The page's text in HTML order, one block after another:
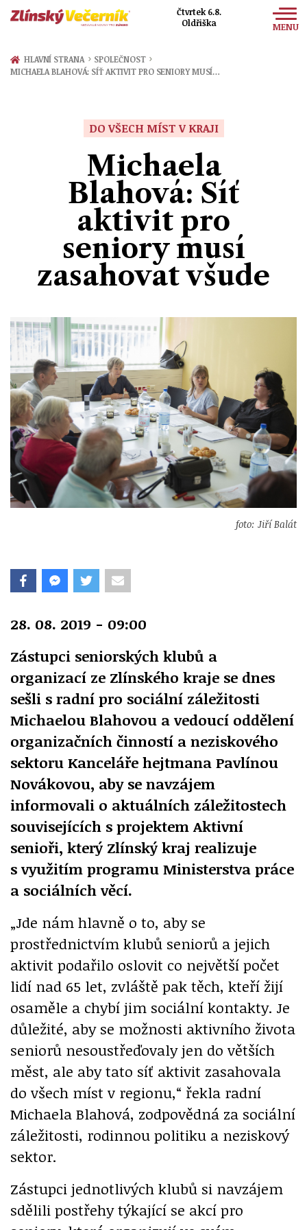
Čtvrtek 6.8.
Oldřiška
MENU
Zprávy
HLAVNÍ STRANA › SPOLEČNOST ›
MICHAELA BLAHOVÁ: SÍŤ AKTIVIT PRO SENIORY MUSÍ…
DO VŠECH MÍST V KRAJI
Michaela
Blahová: Síť
aktivit pro
seniory musí
zasahovat všude
foto: Jiří Balát
28. 08. 2019 - 09:00
Zástupci seniorských klubů a
organizací ze Zlínského kraje se dnes
sešli s radní pro sociální záležitosti
Michaelou Blahovou a vedoucí oddělení
organizačních činností a neziskového
sektoru Kanceláře hejtmana Pavlínou
Novákovou, aby se navzájem
informovali o aktuálních záležitostech
souvisejících s projektem Aktivní
senioři, který Zlínský kraj realizuje
s využitím programu Ministerstva práce
a sociálních věcí.
„Jde nám hlavně o to, aby se
prostřednictvím klubů seniorů a jejich
aktivit podařilo oslovit co největší počet
lidí nad 65 let, zvláště pak těch, kteří žijí
osaměle a chybí jim sociální kontakty. Je
důležité, aby se možnosti aktivního života
seniorů nesoustřeďovaly jen do větších
měst, ale aby tato síť aktivit zasahovala
do všech míst v regionu,“ řekla radní
Michaela Blahová, zodpovědná za sociální
záležitosti, rodinnou politiku a neziskový
sektor.
Zástupci jednotlivých klubů si navzájem
sdělili postřehy týkající se akcí pro